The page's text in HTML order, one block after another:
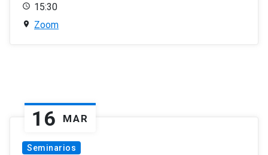
15:30
Zoom
16 MAR
Seminarios